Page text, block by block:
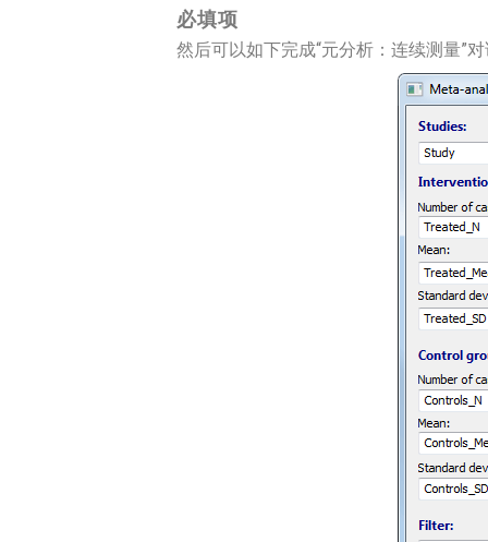
必填项
然后可以如下完成“元分析：连续测量”